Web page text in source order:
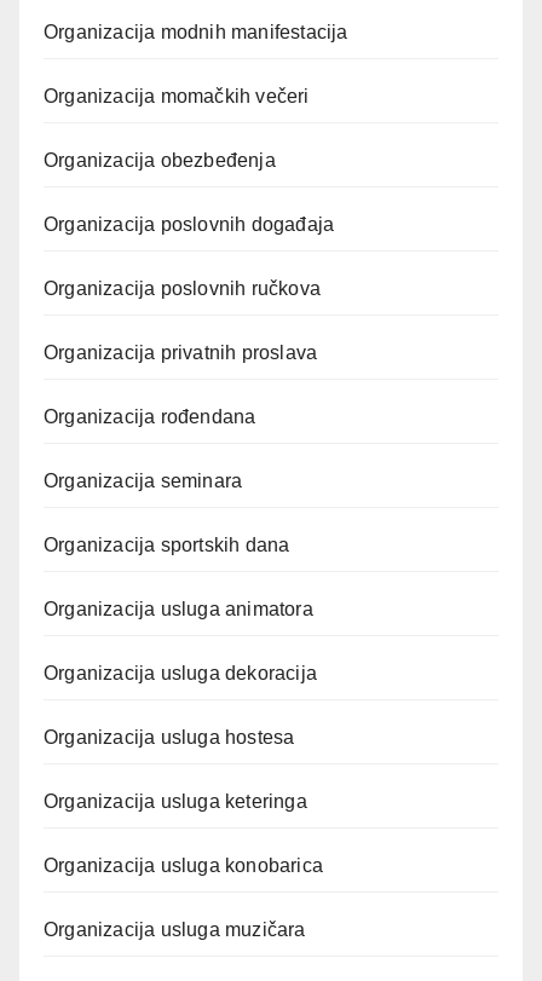
Organizacija modnih manifestacija
Organizacija momačkih večeri
Organizacija obezbeđenja
Organizacija poslovnih događaja
Organizacija poslovnih ručkova
Organizacija privatnih proslava
Organizacija rođendana
Organizacija seminara
Organizacija sportskih dana
Organizacija usluga animatora
Organizacija usluga dekoracija
Organizacija usluga hostesa
Organizacija usluga keteringa
Organizacija usluga konobarica
Organizacija usluga muzičara